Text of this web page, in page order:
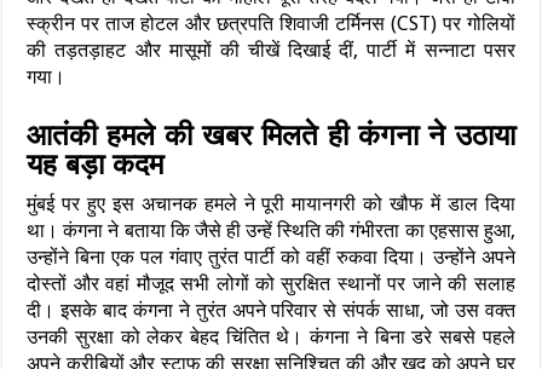
स्क्रीन पर ताज होटल और छत्रपति शिवाजी टर्मिनस (CST) पर गोलियों
की तड़तड़ाहट और मासूमों की चीखें दिखाई दीं, पार्टी में सन्नाटा पसर
गया।
आतंकी हमले की खबर मिलते ही कंगना ने उठाया
यह बड़ा कदम
मुंबई पर हुए इस अचानक हमले ने पूरी मायानगरी को खौफ में डाल दिया
था। कंगना ने बताया कि जैसे ही उन्हें स्थिति की गंभीरता का एहसास हुआ,
उन्होंने बिना एक पल गंवाए तुरंत पार्टी को वहीं रुकवा दिया। उन्होंने अपने
दोस्तों और वहां मौजूद सभी लोगों को सुरक्षित स्थानों पर जाने की सलाह
दी। इसके बाद कंगना ने तुरंत अपने परिवार से संपर्क साधा, जो उस वक्त
उनकी सुरक्षा को लेकर बेहद चिंतित थे। कंगना ने बिना डरे सबसे पहले
अपने करीबियों और स्टाफ की सुरक्षा सुनिश्चित की और खुद को अपने घर